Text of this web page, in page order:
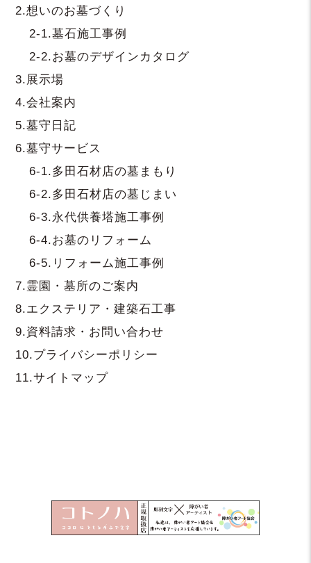
2.想いのお墓づくり
2-1.墓石施工事例
2-2.お墓のデザインカタログ
3. 展示場
4.会社案内
5.墓守日記
6.墓守サービス
6-1.多田石材店の墓まもり
6-2.多田石材店の墓じまい
6-3.永代供養塔施工事例
6-4.お墓のリフォーム
6-5. リフォーム施工事例
7.霊園・墓所のご案内
8.エクステリア・建築石工事
9.資料請求・お問い合わせ
10.プライバシーポリシー
11.サイトマップ